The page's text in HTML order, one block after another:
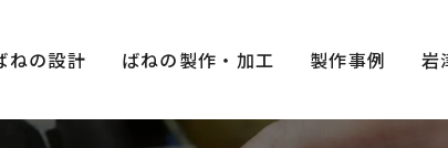
ねの設計 ばねの製作・加工 製作事例 岩